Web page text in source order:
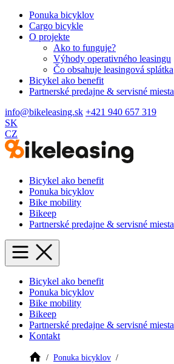
Ponuka bicyklov
Cargo bicykle
O projekte
Ako to funguje?
Výhody operativného leasingu
Čo obsahuje leasingová splátka
Bicykel ako benefit
Partnerské predajne & servisné miesta
info@bikeleasing.sk +421 940 657 319
SK
CZ
Bicykel ako benefit
Ponuka bicyklov
Bike mobility
Bikeep
Partnerské predajne & servisné miesta
Bicykel ako benefit
Ponuka bicyklov
Bike mobility
Bikeep
Partnerské predajne & servisné miesta
Kontakt
Ponuka bicyklov